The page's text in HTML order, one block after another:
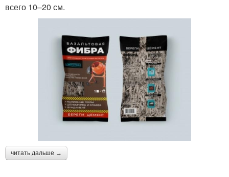
всего 10–20 см.
читать дальше →